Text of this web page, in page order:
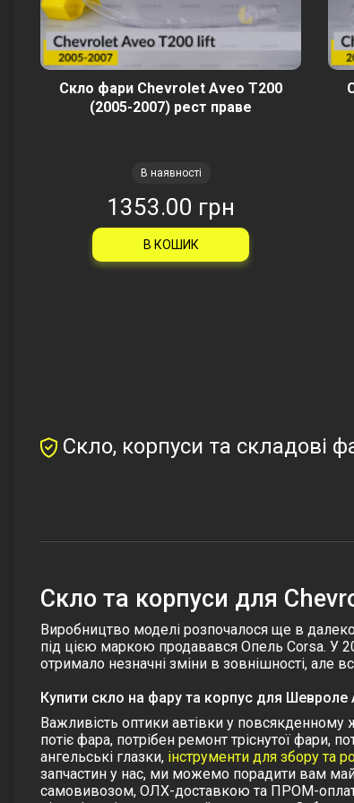
Скло фари Chevrolet Aveo T200
(2005-2007) рест праве
В наявності
1353.00 грн
В КОШИК
Скло, корпуси та складові
Cкло та корпуси для
Виробництво моделі розпочалося ще в
під цією маркою продавався Опель Corsa. У
отримало незначні зміни в зовнішності, але
Купити скло на фару та корпус для
Важливість оптики автівки у повсякденному
потіє фара, потрібен ремонт тріснутої фари,
ангельські глазки, інструменти для збору та
запчастин у нас, ми можемо порадити вам
самовивозом, ОЛХ-доставкою та ПРОМ-